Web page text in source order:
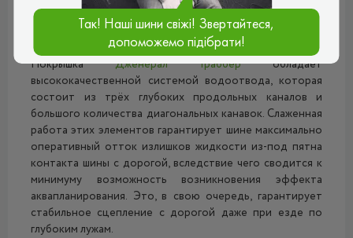
быстро реагирует на малейшие изменения в положении
руля. Эти параметры являются крайне важными, так как
шина эксплуатируется при езде на высоких скоростях.
ПокрышкаДженерал Грабберобладает
высококачественной системой водоотвода, которая
состоит из трёх глубоких продольных каналов и
большого количества диагональных канавок. Слаженная
работа этих элементов гарантирует шине максимально
оперативный отток излишков жидкости из-под пятна
контакта шины с дорогой, вследствие чего сводится к
минимуму возможность возникновения эффекта
аквапланирования. Это, в свою очередь, гарантирует
стабильное сцепление с дорогой даже при езде по
глубоким лужам.
Так! Наші шини свіжі! Звертайтеся,
допоможемо підібрати!